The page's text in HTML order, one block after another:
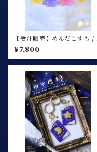
【受注販売】めんだこすも /
バッグチャーム
¥7,800